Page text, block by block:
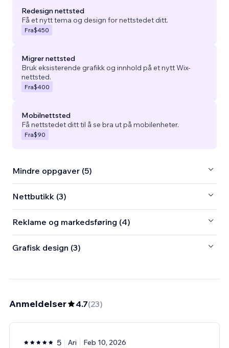
Redesign nettsted
Få et nytt tema og design for nettstedet ditt.
Fra$450
Migrer nettsted
Bruk eksisterende grafikk og innhold på et nytt Wix-
nettsted.
Fra$400
Mobilnettsted
Få nettstedet ditt til å se bra ut på mobilenheter.
Fra$90
Mindre oppgaver (5)
Nettbutikk (3)
Reklame og markedsføring (4)
Grafisk design (3)
Anmeldelser 4.7(23)
5 Ari Feb 10, 2026